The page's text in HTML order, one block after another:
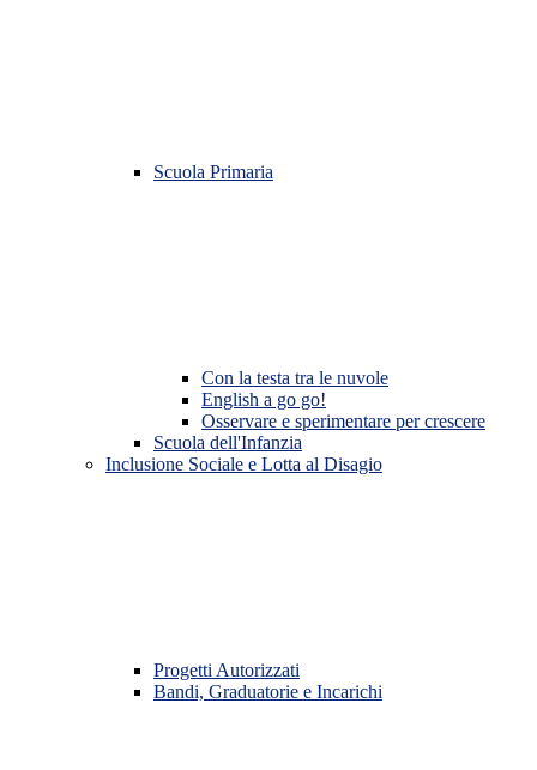
Scuola Primaria
Con la testa tra le nuvole
English a go go!
Osservare e sperimentare per crescere
Scuola dell'Infanzia
Inclusione Sociale e Lotta al Disagio
Progetti Autorizzati
Bandi, Graduatorie e Incarichi